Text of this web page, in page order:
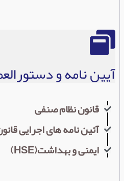
آیين نامه و
قانون نظام صنفی
آئین نامه های اجرایی
ایمنی و بهداشت(HSE)